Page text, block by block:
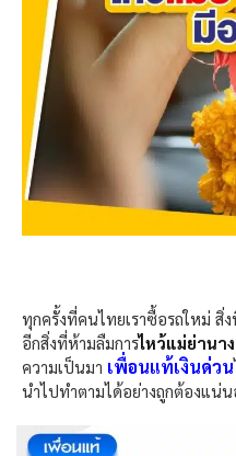
ทุกครั้งที่คนไทยเราซื้อรถใหม่ สิ่
อีกสิ่งที่ห้ามลืมการไหว้แม่ย่านา
ความเป็นมา เพื่อนแท้เงินด่วน
นำไปทำตามได้อย่างถูกต้องแน่